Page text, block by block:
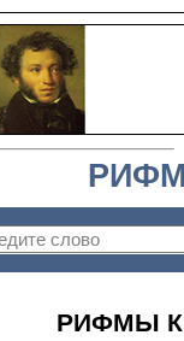
РИФМЫ К